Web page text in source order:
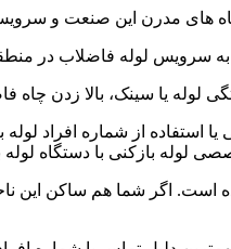
های مدرن این صنعت و
به سرویس لوله فاضلاب
لوله یا سینک، بالا زدن
از شماره افراد
بازکنی با دستگاه لوله
است. اگر شما هم ساکن این